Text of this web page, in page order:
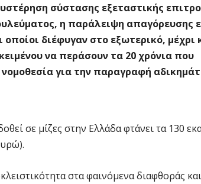
σύστασης εξεταστικής
η παράλειψη απαγόρευσης
διέφυγαν στο εξωτερικό, μέχρι
να περάσουν τα 20 χρόνια που
για την παραγραφή
σε μίζες στην Ελλάδα φτάνει τα 130
στα φαινόμενα διαφθοράς και